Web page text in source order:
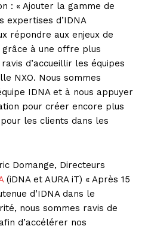
: « Ajouter la gamme de
d’IDNA
répondre aux enjeux de
à une offre plus
d’accueillir les équipes
NXO. Nous sommes
IDNA et à nous appuyer
pour créer encore plus
les clients dans les
Domange, Directeurs
(iDNA et AURA iT) « Après 15
d’IDNA dans le
nous sommes ravis de
d’accélérer nos